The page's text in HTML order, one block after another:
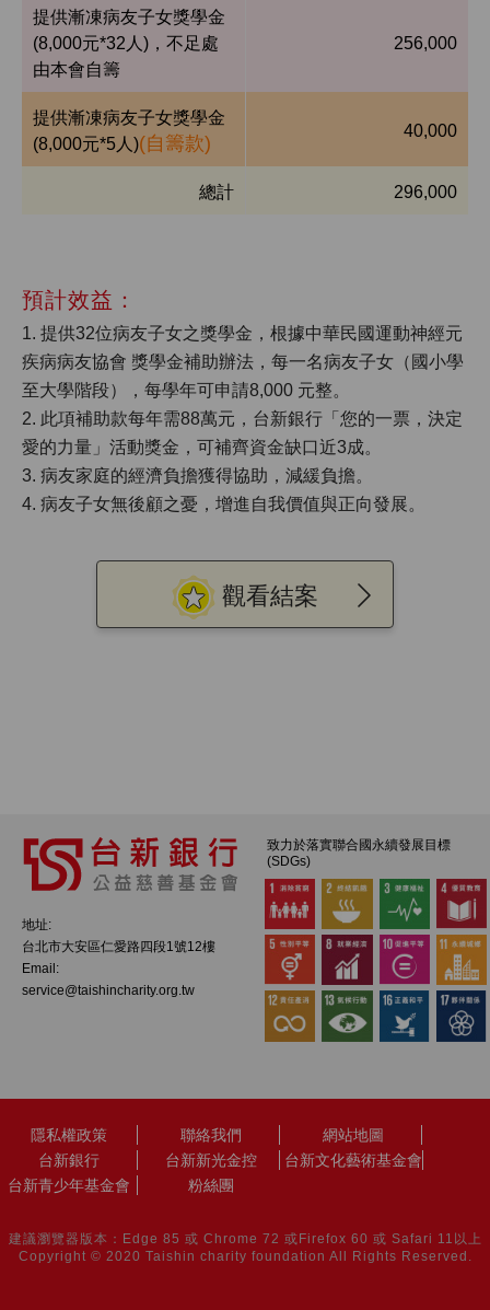
提供漸凍病友子女獎學金
(8,000元*32人)，不足處
由本會自籌
256,000
提供漸凍病友子女獎學金
(8,000元*5人)(自籌款) 40,000
總計 296,000
預計效益：
1. 提供32位病友子女之獎學金，根據中華民國運動神經元
疾病病友協會 獎學金補助辦法，每一名病友子女（國小學
至大學階段），每學年可申請8,000 元整。
2. 此項補助款每年需88萬元，台新銀行「您的一票，決定
愛的力量」活動獎金，可補齊資金缺口近3成。
3. 病友家庭的經濟負擔獲得協助，減緩負擔。
4. 病友子女無後顧之憂，增進自我價值與正向發展。
觀看結案
地址:
台北市大安區仁愛路四段1號12樓
Email:
service@taishincharity.org.tw
致力於落實聯合國永續發展目標
(SDGs)
隱私權政策 聯絡我們
網站地圖
台新銀行
台新新光金控
台新文化藝術基金會
台新青少年基金會
粉絲團
建議瀏覽器版本：Edge 85 或 Chrome 72 或Firefox 60 或 Safari 11以上
Copyright © 2020 Taishin charity foundation All Rights Reserved.